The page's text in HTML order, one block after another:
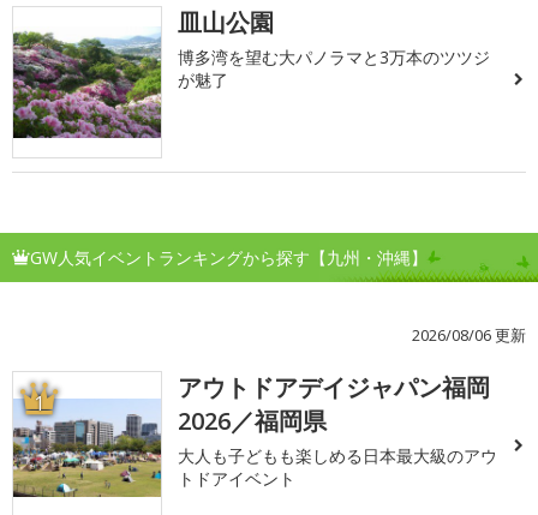
皿山公園
博多湾を望む大パノラマと3万本のツツジ
が魅了
GW人気イベントランキングから探す【九州・沖縄】
2026/08/06 更新
1
アウトドアデイジャパン福岡
2026／福岡県
大人も子どもも楽しめる日本最大級のアウ
トドアイベント